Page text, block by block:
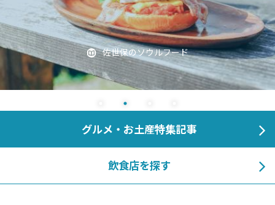
佐世保のソウルフード
グルメ・お土産特集記事
飲食店を探す